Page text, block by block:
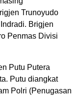
Trunoyudo
Brigjen
Penmas Divisi
Putu Putera
Putu diangkat
Polri (Penugasan